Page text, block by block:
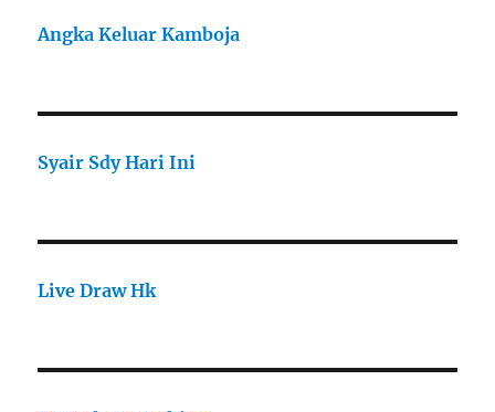
Angka Keluar Kamboja
Syair Sdy Hari Ini
Live Draw Hk